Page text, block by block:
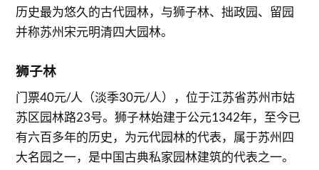
历史最为悠久的古代园林，与狮子林、拙政园、留园
并称苏州宋元明清四大园林。
狮子林
门票40元/人（淡季30元/人），位于江苏省苏州市姑
苏区园林路23号。狮子林始建于公元1342年，至今已
有六百多年的历史，为元代园林的代表，属于苏州四
大名园之一，是中国古典私家园林建筑的代表之一。